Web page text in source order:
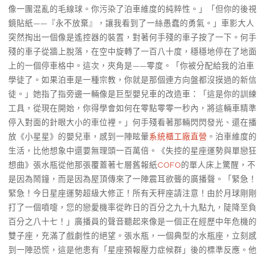
像一團混亂的毛線球。你污染了泊車維度的純粹性。」「但你的後視
鏡貼紙——『永不放棄』，讓我看到了一絲愚蠢的勇氣。」車影大人
突然掏出一個像是遙控器的裝置，對著何手殘的車子按了一下。何手
殘的車子從牆上脫落，在空中旋轉了一百八十度，穩穩地停在了地面
上的一個停車格中。這次，夾角是——零度。「你被分配給我的泊車
學徒了。如果泊車是一種宗教，你就是那個連方向盤都沒摸過的新信
徒。」她指了指旁邊一輛像是巨型嬰兒車的改造車：「這是你的訓練
工具，從現在開始，你得學會如何在零點零零一秒內，將這輛車精準
停入對面的針眼大小的車位裡。」何手殘看著那輛閃閃發光、還在播
放《小星星》的嬰兒車，感到一陣眩暈系統櫃工廠直營 。泊車維度的
生活，比他想象中還要無理頭一百萬倍。《失控的星座運勢與單戀狂
想曲》張水瓶從他那張覆蓋著七層舊報紙COFO的單人床上驚醒，不
是因為鬧鐘，而是因為屋頂傳來了一陣震耳欲聾的廣播聲。「緊急！
緊急！今日星座運勢超級大修正！所有天秤座請注意！由於月球剛剛
打了一個噴嚏，您的戀愛機率從昨日的百分之九十九點九，陡降至負
百分之八十七！」廣播員的聲音聽起來像是一個正在經歷中年危機的
雙子座，充滿了戲劇性的絕望。張水瓶，一個典型的水瓶座，立刻感
到一陣恐慌，這是他患有「星座預報壓力症候群」後的標準反應。他